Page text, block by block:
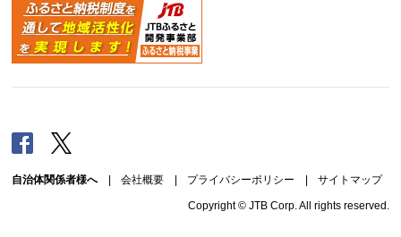
Facebook
自治体関係者様へ| 会社概要 プライバシーポリシー サイトマップ
Copyright © JTB Corp. All rights reserved.